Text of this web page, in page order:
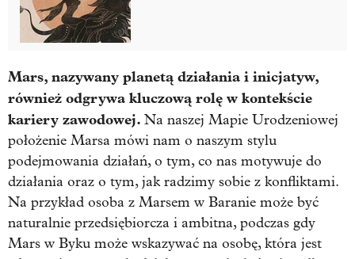
Mars, nazywany planetą działania i inicjatyw,
również odgrywa kluczową rolę w kontekście
kariery zawodowej. Na naszej Mapie Urodzeniowej
położenie Marsa mówi nam o naszym stylu
podejmowania działań, o tym, co nas motywuje do
działania oraz o tym, jak radzimy sobie z konfliktami.
Na przykład osoba z Marsem w Baranie może być
naturalnie przedsiębiorcza i ambitna, podczas gdy
Mars w Byku może wskazywać na osobę, która jest